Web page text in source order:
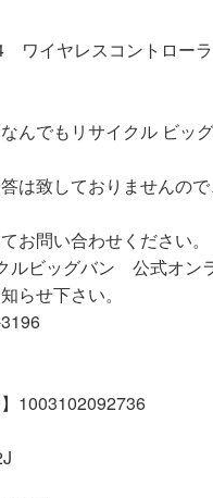
ワイヤレスコントロー
んでもリサイクル ビッ
は致しておりませんの
お問い合わせください。
ルビッグバン 公式オン
らせ下さい。
1003102092736